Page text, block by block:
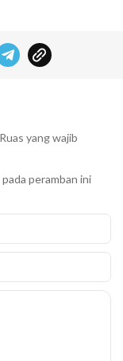
Ruas yang wajib
peramban ini